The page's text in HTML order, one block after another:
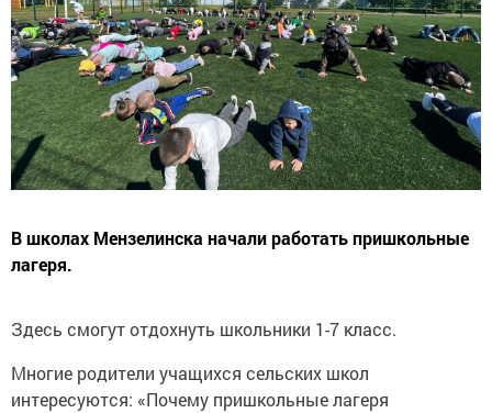
В школах Мензелинска начали работать пришкольные
лагеря.
Здесь смогут отдохнуть школьники 1-7 класс.
Многие родители учащихся сельских школ
интересуются: «Почему пришкольные лагеря